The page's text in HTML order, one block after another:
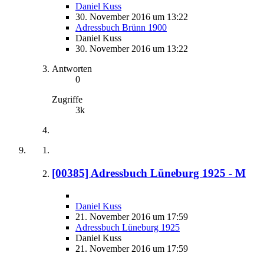
Daniel Kuss
30. November 2016 um 13:22
Adressbuch Brünn 1900
Daniel Kuss
30. November 2016 um 13:22
Antworten
0
Zugriffe
3k
[00385] Adressbuch Lüneburg 1925 - M
Daniel Kuss
21. November 2016 um 17:59
Adressbuch Lüneburg 1925
Daniel Kuss
21. November 2016 um 17:59